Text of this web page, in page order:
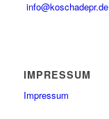
info@koschadepr.de
IMPRESSUM
Impressum